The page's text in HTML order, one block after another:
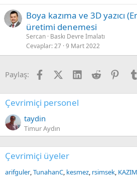
Boya kazıma ve 3D yazıcı
üretimi denemesi
Sercan Baskı Devre İmalatı
Cevaplar 27 9 Mart 2022
Paylaş: FacebookX (Twitter)
LinkedIn
Reddit
Çevrimiçi personel
taydin
Timur Aydın
Çevrimiçi üyeler
arifguler TunahanC kesmez rsimsek